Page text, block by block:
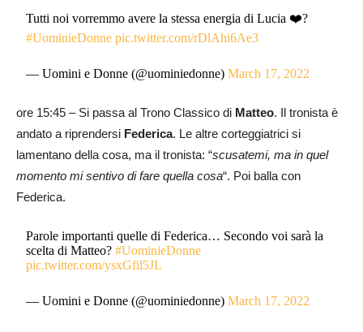
Tutti noi vorremmo avere la stessa energia di Lucia ❤️?
#UominieDonne pic.twitter.com/rDlAhi6Ae3
— Uomini e Donne (@uominiedonne)March 17, 2022
ore 15:45 – Si passa al Trono Classico di Matteo. Il tronista è
andato a riprendersi Federica. Le altre corteggiatrici si
lamentano della cosa, ma il tronista: “scusatemi, ma in quel
momento mi sentivo di fare quella cosa“. Poi balla con
Federica.
Parole importanti quelle di Federica… Secondo voi sarà la
scelta di Matteo?#UominieDonne
pic.twitter.com/ysxGfil5JL
— Uomini e Donne (@uominiedonne)March 17, 2022